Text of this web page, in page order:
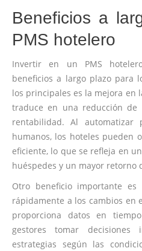
Beneficios a
PMS hotelero
Invertir en un PMS
beneficios a largo plazo para
los principales es la mejora en
traduce en una reducción
rentabilidad. Al automatizar
humanos, los hoteles pueden
eficiente, lo que se refleja en
huéspedes y un mayor retorno
Otro beneficio importante
rápidamente a los cambios en
proporciona datos en
gestores tomar
estrategias según las